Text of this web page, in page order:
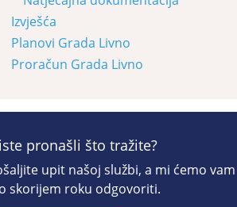
Izvješća
Planovi Grada Livno
Proračun Grada Livno
pronašli što tražite?
upit našoj službi, a mi ćemo
skorijem roku odgovoriti.